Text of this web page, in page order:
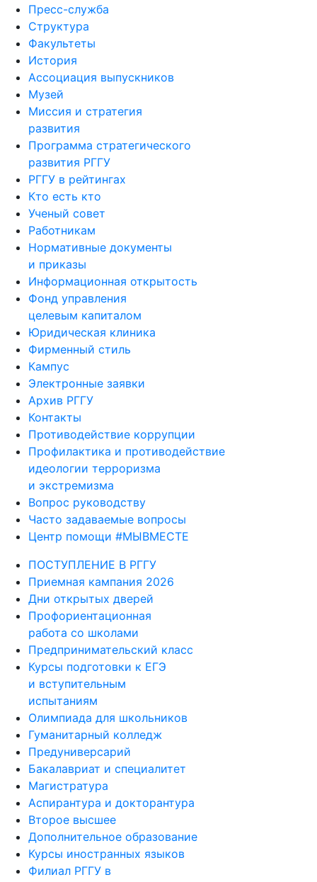
Пресс-служба
Структура
Факультеты
История
Ассоциация выпускников
Музей
Миссия и стратегия
развития
Программа стратегического
развития РГГУ
РГГУ в рейтингах
Кто есть кто
Ученый совет
Работникам
Нормативные документы
и приказы
Информационная открытость
Фонд управления
целевым капиталом
Юридическая клиника
Фирменный стиль
Кампус
Электронные заявки
Архив РГГУ
Контакты
Противодействие коррупции
Профилактика и противодействие
идеологии терроризма
и экстремизма
Вопрос руководству
Часто задаваемые вопросы
Центр помощи #МЫВМЕСТЕ
ПОСТУПЛЕНИЕ В РГГУ
Приемная кампания 2026
Дни открытых дверей
Профориентационная
работа со школами
Предпринимательский класс
Курсы подготовки к ЕГЭ
и вступительным
испытаниям
Олимпиада для школьников
Гуманитарный колледж
Предуниверсарий
Бакалавриат и специалитет
Магистратура
Аспирантура и докторантура
Второе высшее
Дополнительное образование
Курсы иностранных языков
Филиал РГГУ в